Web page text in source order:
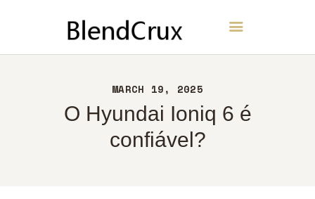
MARCH 19, 2025
O Hyundai Ioniq 6 é
confiável?
BlendCrux
SOBRE
CONTATO
POLÍTICA